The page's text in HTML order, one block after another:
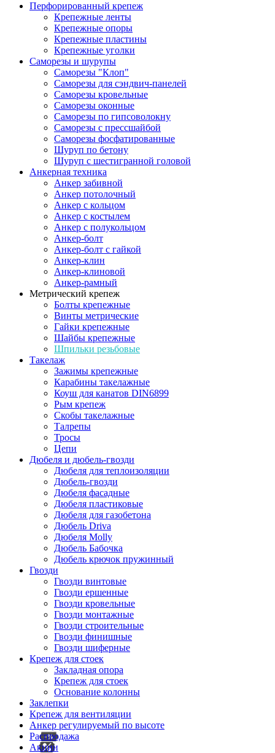
Перфорированный крепеж
Крепежные ленты
Крепежные опоры
Крепежные пластины
Крепежные уголки
Саморезы и шурупы
Саморезы "Клоп"
Саморезы для сэндвич-панелей
Саморезы кровельные
Саморезы оконные
Саморезы по гипсоволокну
Саморезы с прессшайбой
Саморезы фосфатированные
Шуруп по бетону
Шуруп с шестигранной головой
Анкерная техника
Анкер забивной
Анкер потолочный
Анкер с кольцом
Анкер с костылем
Анкер с полукольцом
Анкер-болт
Анкер-болт с гайкой
Анкер-клин
Анкер-клиновой
Анкер-рамный
Метрический крепеж
Болты крепежные
Винты метрические
Гайки крепежные
Шайбы крепежные
Шпильки резьбовые
Такелаж
Зажимы крепежные
Карабины такелажные
Коуш для канатов DIN6899
Рым крепеж
Скобы такелажные
Талрепы
Тросы
Цепи
Дюбеля и дюбель-гвозди
Дюбеля для теплоизоляции
Дюбель-гвозди
Дюбеля фасадные
Дюбеля пластиковые
Дюбеля для газобетона
Дюбель Driva
Дюбеля Molly
Дюбель Бабочка
Дюбель крючок пружинный
Гвозди
Гвозди винтовые
Гвозди ершенные
Гвозди кровельные
Гвозди монтажные
Гвозди строительные
Гвозди финишные
Гвозди шиферные
Крепеж для стоек
Закладная опора
Крепеж для стоек
Основание колонны
Заклепки
Крепеж для вентиляции
Анкер регулируемый по высоте
Распродажа
Акции